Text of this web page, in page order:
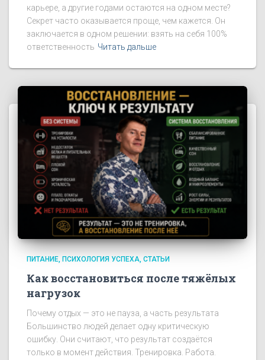
карьере, а другие годами остаются на одном месте?
Секрет часто оказывается проще, чем кажется. Он
заключается в одном решении: взять на себя 100%
ответственность Читать дальше
ПИТАНИЕ ПСИХОЛОГИЯ УСПЕХА СТАТЬИ
Как восстановиться после тяжёлых
нагрузок
Почему отдых — это не пауза, а часть результата
Большинство людей делает одну критическую
ошибку. Они считают, что результат создаётся
только в момент действия. Тренировка. Работа.